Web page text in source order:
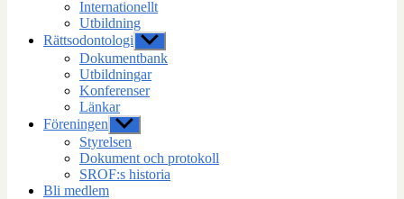
Internationellt
Utbildning
Rättsodontologi Visa
undermeny
Dokumentbank
Utbildningar
Konferenser
Länkar
Föreningen Visa
undermeny
Styrelsen
Dokument och protokoll
SROF:s historia
Bli medlem